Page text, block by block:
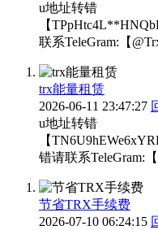
u地址转错
【
联系TeleGram:【
trx能量租赁
2026-06-11 23:47:27
u地址转错
【
错请联系TeleGram:【
节省TRX手续费
2026-07-10 06:24:15